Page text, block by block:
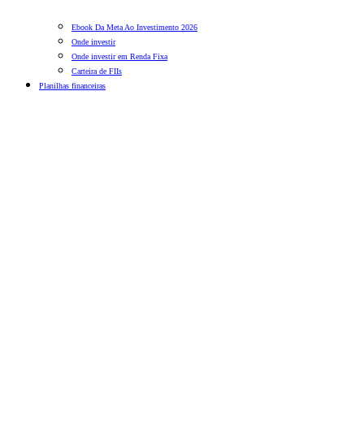
Ebook Da Meta Ao Investimento 2026
Onde investir
Onde investir em Renda Fixa
Carteira de FIIs
Planilhas financeiras